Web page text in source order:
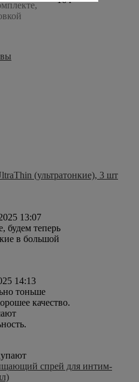
13:07
будем теперь
в большой
14:13
тоньше
качество.